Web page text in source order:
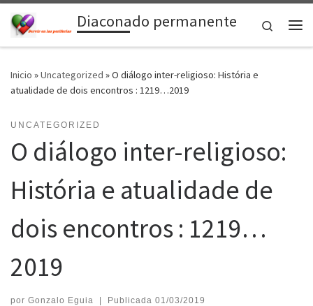
Saltar al contenidoDiaconado permanente
Search
Inicio »Uncategorized »O diálogo inter-religioso: História e
atualidade de dois encontros : 1219…2019
UNCATEGORIZED
O diálogo inter-religioso:
História e atualidade de
dois encontros : 1219…
2019
por Gonzalo Eguia | Publicada 01/03/2019